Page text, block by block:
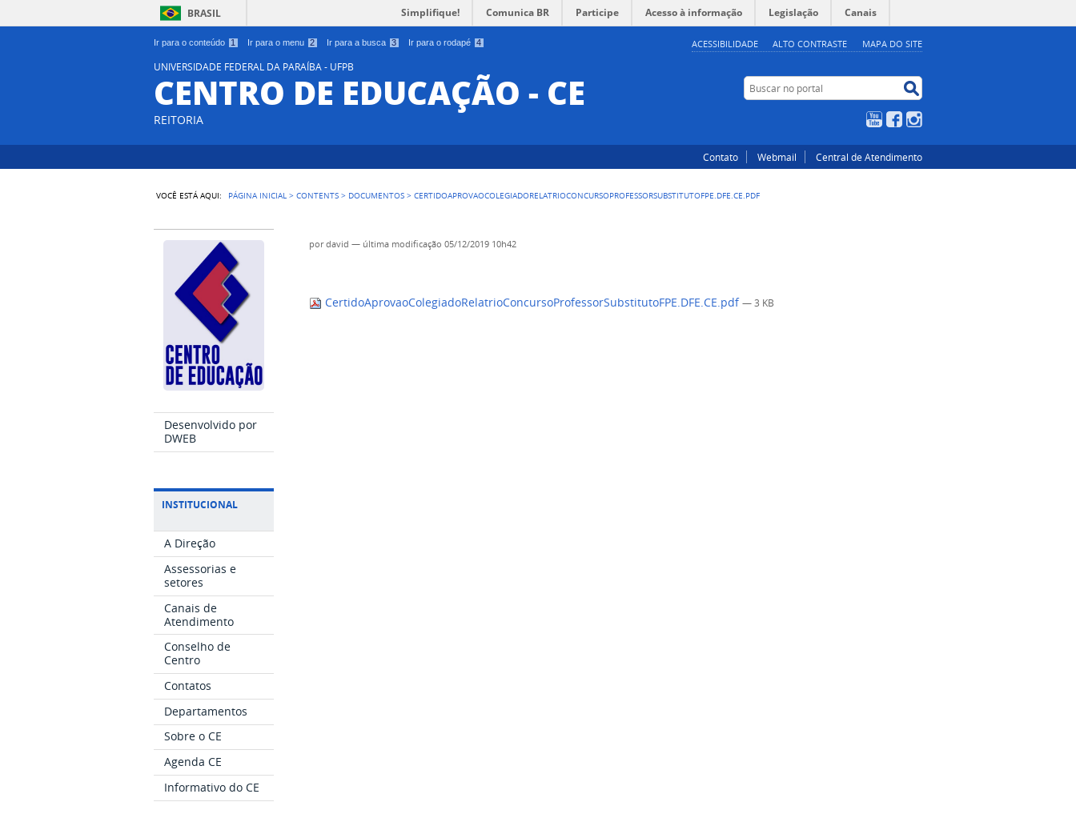
Ir para o conteúdo 1 Ir para o menu 2 Ir para a busca 3 Ir para o rodapé 4 ACESSIBILIDADE ALTO CONTRASTE MAPA DO SITE
BRASIL Simplifique! Comunica BR Participe Acesso à informação Legislação Canais
UNIVERSIDADE FEDERAL DA PARAÍBA - UFPB
CENTRO DE EDUCAÇÃO - CE
REITORIA
Buscar no portal
YouTubeFacebook
Contato Webmail Central de Atendimento
VOCÊ ESTÁ AQUI: PÁGINA INICIAL >CONTENTS > DOCUMENTOS >CERTIDOAPROVAOCOLEGIADORELATRIOCONCURSOPROFESSORSUBSTITUTOFPE.DFE.CE.PDF
Desenvolvido por
DWEB
INSTITUCIONAL
A Direção
Assessorias e
setores
Canais de
Atendimento
Conselho de
Centro
Contatos
Departamentos
Sobre o CE
Agenda CE
Informativo do CE
pordavid — última modificação 05/12/2019 10h42
CertidoAprovaoColegiadoRelatrioConcursoProfessorSubstitutoFPE.DFE.CE.pdf— 3 KB